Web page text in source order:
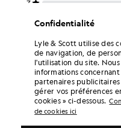
Confidentialité
Lyle & Scott utilise des
de navigation, de
l'utilisation du site.
informations
partenaires
gérer vos préférences
cookies » ci-dessous.
de cookies ici